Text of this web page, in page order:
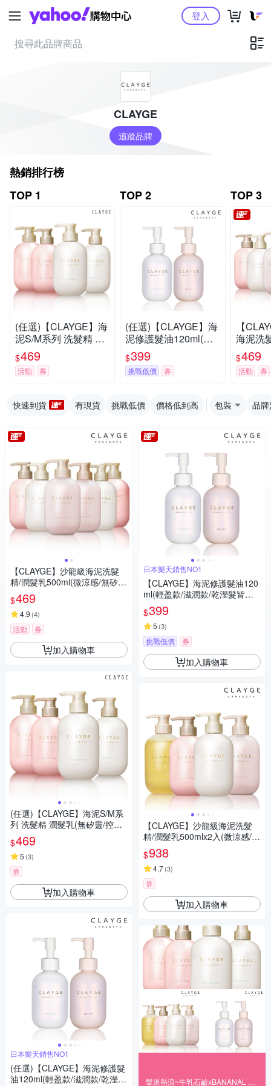
Yahoo購物中心登入
CLAYGE
追蹤品牌
熱銷排行榜
TOP 1
(任選)【CLAYGE】海
泥S/M系列 洗髮精 潤
髮乳(無矽靈/控油/沙
龍級/蓬鬆柔順/舒緩調
理/500ml)
$469
活動 券
TOP 2
(任選)【CLAYGE】海
泥修護髮油120ml(輕
盈款/滋潤款/乾溼髮皆
可/花果香/植物精華
油)
$399
挑戰低價 券
TOP 3
【
海泥洗
0ml(
$469
活動 券
快速到貨 有現貨 挑戰低價 價格低到高 包裝 品
【CLAYGE】沙龍級海泥洗髮
精/潤髮乳500ml(微涼感/無矽
靈)
$469
4.9 (4)
活動 券
加入購物車
(任選)【CLAYGE】海泥S/M系
列 洗髮精 潤髮乳(無矽靈/控油/
沙龍級/蓬鬆柔順/舒緩調理/500
ml)
$469
5 (3)
券
加入購物車
日本樂天銷售NO1
(任選)【CLAYGE】海泥修護髮
油120ml(輕盈款/滋潤款/乾溼髮
日本樂天銷售NO1
【CLAYGE】海泥修護髮油120
ml(輕盈款/滋潤款/乾溼髮皆可/
花果香/植物精華油)
$399
5 (3)
挑戰低價 券
加入購物車
【CLAYGE】沙龍級海泥洗髮
精/潤髮乳500mlx2入(微涼感/無
矽靈/蓬鬆柔順/舒緩調理/輕盈防
斷)
$938
4.7(3)
券
加入購物車